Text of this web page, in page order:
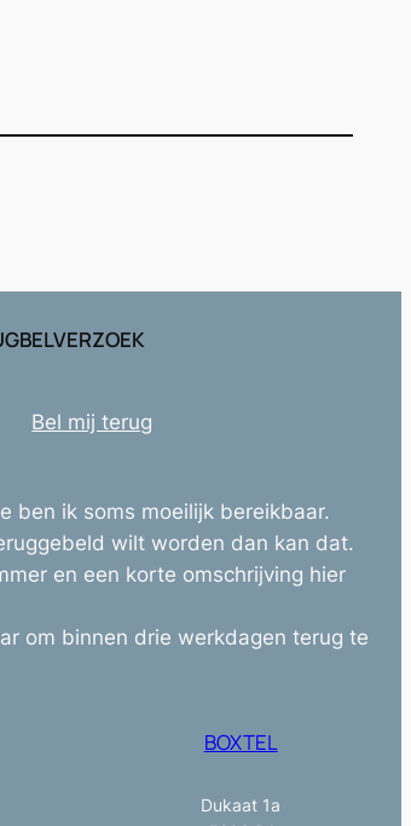
Bel mij terug
ben ik soms moeilijk bereikbaar.
wilt worden dan kan dat.
en een korte omschrijving hier
om binnen drie werkdagen terug te
BOXTEL
Dukaat 1a